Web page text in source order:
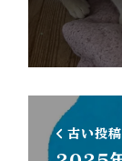
古い投稿